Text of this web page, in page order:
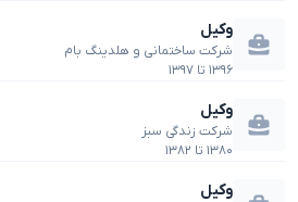
وکیل
شرکت ساختمانی و هلدینگ بام
۱۳۹۶ تا ۱۳۹۷
وکیل
شرکت زندگی سبز
۱۳۸۰ تا ۱۳۸۲
وکیل